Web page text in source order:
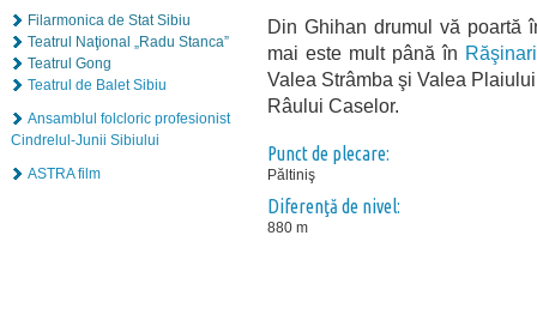
Filarmonica de Stat Sibiu
Teatrul Naţional „Radu Stanca”
Teatrul Gong
Teatrul de Balet Sibiu
Ansamblul folcloric profesionist
Cindrelul-Junii Sibiului
ASTRA film
Din Ghihan drumul vă poartă
mai este mult până în Răşinari
Valea Strâmba şi Valea
Râului Caselor.
Punct de plecare:
Păltiniş
Diferenţă de nivel:
880 m